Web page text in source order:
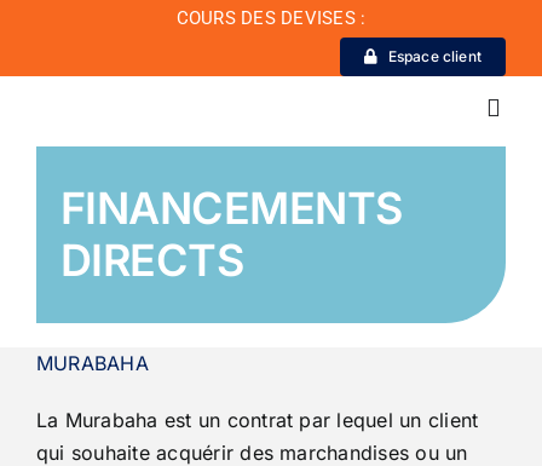
contenu
COURS DES DEVISES :
Espace client
La Banque
Conseil de conformité
Particuliers
FINANCEMENTS
DIRECTS
MURABAHA
La Murabaha est un contrat par lequel un client
qui souhaite acquérir des marchandises ou un